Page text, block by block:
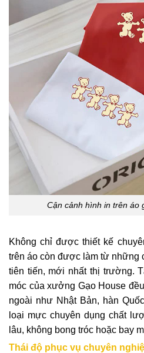
Cận cảnh hình in trên áo
Không chỉ được thiết kế
trên áo còn được làm từ những
tiên tiến, mới nhất thị trường.
móc của xưởng Gạo House
ngoài như Nhật Bản, hàn
loại mực chuyên dụng chất
lâu, không bong tróc hoặc bay
Thái độ phục vụ chuyên